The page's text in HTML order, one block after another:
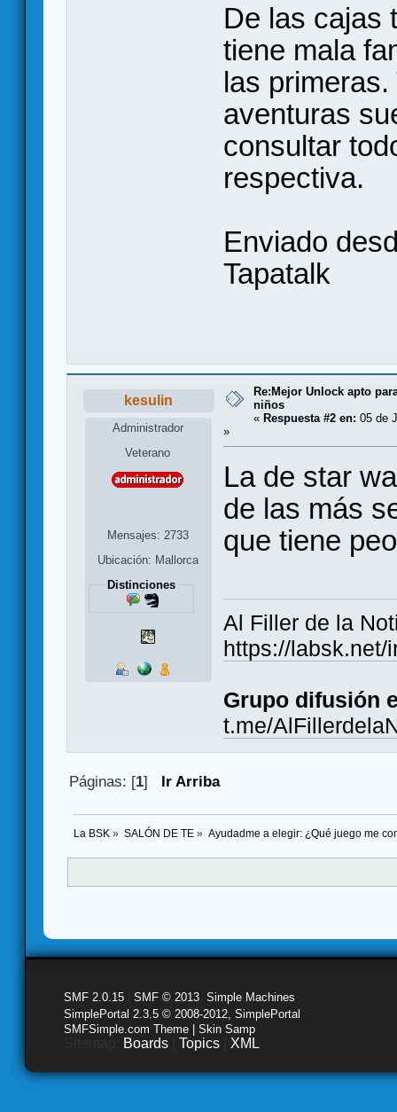
De las cajas
tiene mala
las
aventuras
consultar
respectiva.
Enviado
Tapatalk
kesulin
Administrador
Veterano
Mensajes: 2733
Ubicación: Mallorca
Distinciones
Re:Mejor Unlock apto
niños
« Respuesta #2 en: 05 de
»
La de star
de las más
que tiene
Al Filler de la
https://labsk.net/
Grupo difusión
t.me/
Páginas: [1] Ir Arriba
La BSK » SALÓN DE TE» Ayudadme a elegir: ¿Qué juego me
SMF 2.0.15 SMF © 2013 Simple Machines
SimplePortal 2.3.5 © 2008-2012, SimplePortal
SMFSimple.com Theme | Skin Samp
Boards Topics XML